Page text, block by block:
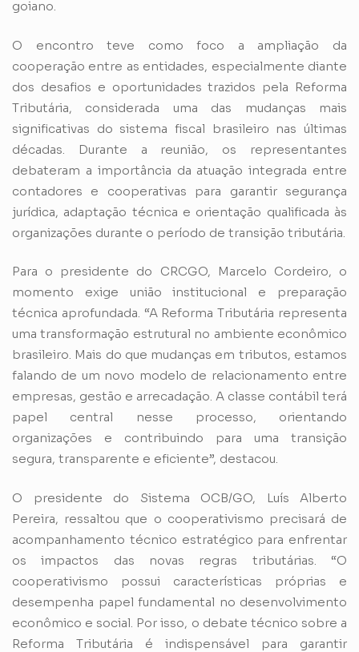
goiano.
O encontro teve como foco a ampliação da
cooperação entre as entidades, especialmente diante
dos desafios e oportunidades trazidos pela Reforma
Tributária, considerada uma das mudanças mais
significativas do sistema fiscal brasileiro nas últimas
décadas. Durante a reunião, os representantes
debateram a importância da atuação integrada entre
contadores e cooperativas para garantir segurança
jurídica, adaptação técnica e orientação qualificada às
organizações durante o período de transição tributária.
Para o presidente do CRCGO, Marcelo Cordeiro, o
momento exige união institucional e preparação
técnica aprofundada. “A Reforma Tributária representa
uma transformação estrutural no ambiente econômico
brasileiro. Mais do que mudanças em tributos, estamos
falando de um novo modelo de relacionamento entre
empresas, gestão e arrecadação. A classe contábil terá
papel central nesse processo, orientando
organizações e contribuindo para uma transição
segura, transparente e eficiente”, destacou.
O presidente do Sistema OCB/GO, Luís Alberto
Pereira, ressaltou que o cooperativismo precisará de
acompanhamento técnico estratégico para enfrentar
os impactos das novas regras tributárias. “O
cooperativismo possui características próprias e
desempenha papel fundamental no desenvolvimento
econômico e social. Por isso, o debate técnico sobre a
Reforma Tributária é indispensável para garantir